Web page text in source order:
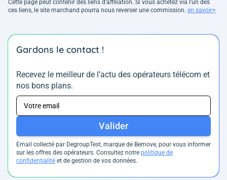
Cette page peut contenir des liens d’affiliation. Si vous achetez via l'un des
ces liens, le site marchand pourra nous reverser une commission. en savoir+
Gardons le contact !
Recevez le meilleur de l’actu des opérateurs télécom et
nos bons plans.
Valider
Email collecté par DegroupTest, marque de Bemove, pour vous informer
sur les offres des opérateurs. Consultez notre politique de
confidentialité et de gestion de vos données.